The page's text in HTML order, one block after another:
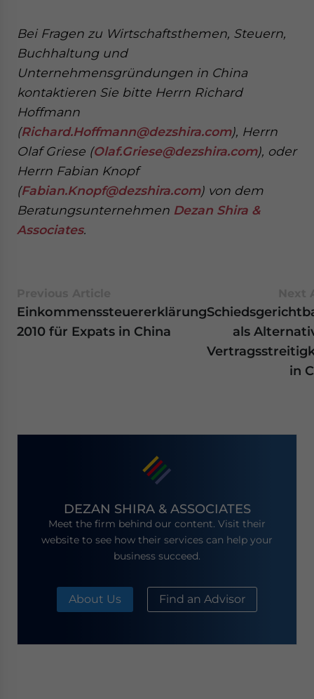
Bei Fragen zu Wirtschaftsthemen, Steuern,
Buchhaltung und
Unternehmensgründungen in China
kontaktieren Sie bitte Herrn Richard
Hoffmann
(Richard.Hoffmann@dezshira.com), Herrn
Olaf Griese (Olaf.Griese@dezshira.com), oder
Herrn Fabian Knopf
(Fabian.Knopf@dezshira.com) von dem
Beratungsunternehmen Dezan Shira &
Associates.
Einkommenssteuererklärung
2010 für Expats in China
als
in
DEZAN SHIRA & ASSOCIATES
Meet the firm behind our content. Visit their
website to see how their services can help your
business succeed.
About Us Find an Advisor